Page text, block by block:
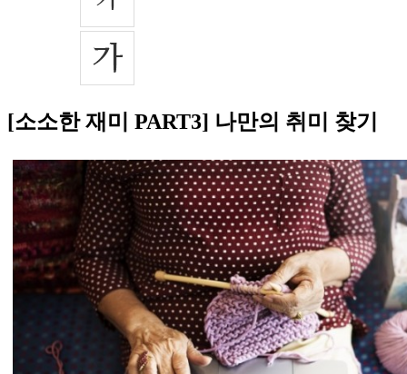
[소소한 재미 PART3] 나만의 취미 찾기